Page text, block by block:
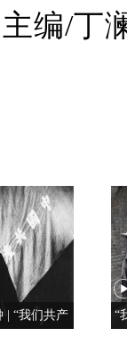
编/丁
| “我们共产
“